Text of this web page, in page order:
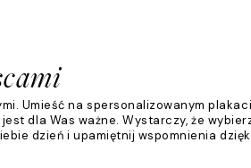
Umieść na spersonalizowanym
dla Was ważne. Wystarczy, że
dzień i upamiętnij wspomnienia